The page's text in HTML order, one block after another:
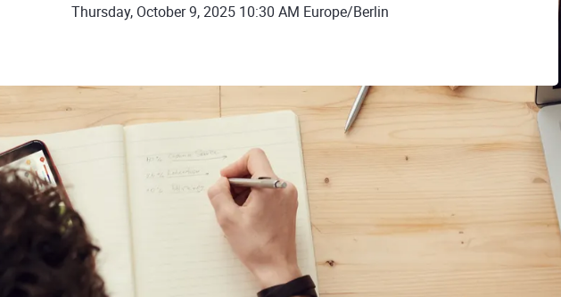
Thursday, October 9, 2025 10:30 AM Europe/Berlin